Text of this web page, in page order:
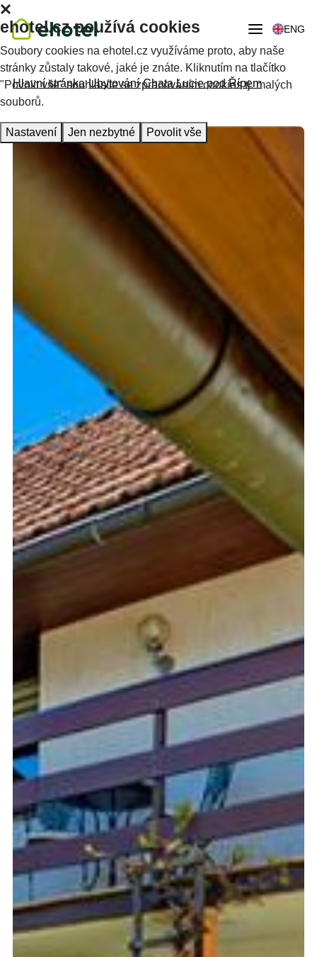
ENG
Hlavní stránka Ubytování Chata Lucie pod Řípem
ehotel.cz používá cookies
Soubory cookies na ehotel.cz využíváme proto, aby naše
stránky zůstaly takové, jaké je znáte. Kliknutím na tlačítko
"Povolit vše" souhlasíte se zpracováním cookies tj. malých
souborů.
Nastavení Jen nezbytné Povolit vše